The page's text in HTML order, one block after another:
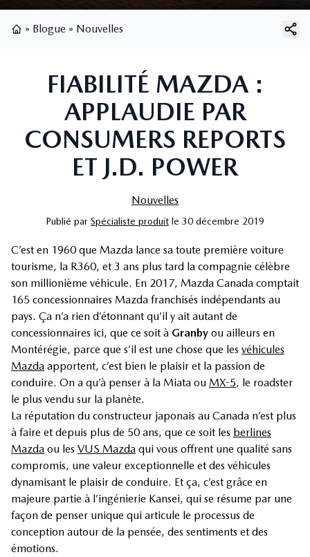
» Blogue » Nouvelles
FIABILITÉ MAZDA :
APPLAUDIE PAR
CONSUMERS REPORTS
ET J.D. POWER
Nouvelles
Publié par Spécialiste produit le 30 décembre 2019
C’est en 1960 que Mazda lance sa toute première voiture
tourisme, la R360, et 3 ans plus tard la compagnie célèbre
son millionième véhicule. En 2017, Mazda Canada comptait
165 concessionnaires Mazda franchisés indépendants au
pays. Ça n’a rien d’étonnant qu’il y ait autant de
concessionnaires ici, que ce soit à Granby ou ailleurs en
Montérégie, parce que s’il est une chose que les véhicules
Mazda apportent, c’est bien le plaisir et la passion de
conduire. On a qu’à penser à la Miata ou MX-5, le roadster
le plus vendu sur la planète.
La réputation du constructeur japonais au Canada n’est plus
à faire et depuis plus de 50 ans, que ce soit les berlines
Mazda ou les VUS Mazda qui vous offrent une qualité sans
compromis, une valeur exceptionnelle et des véhicules
dynamisant le plaisir de conduire. Et ça, c’est grâce en
majeure partie à l’ingénierie Kansei, qui se résume par une
façon de penser unique qui articule le processus de
conception autour de la pensée, des sentiments et des
émotions.